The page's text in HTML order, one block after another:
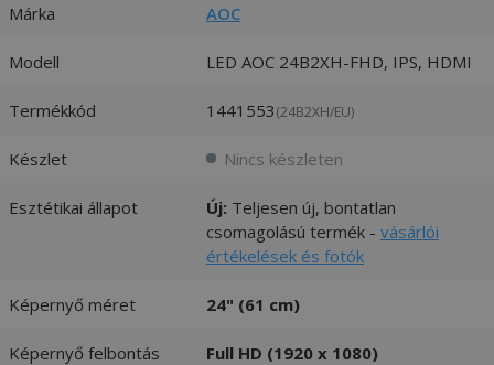
Márka AOC
Modell LED AOC 24B2XH-FHD, IPS, HDMI
Termékkód 1441553(24B2XH/EU)
Készlet Nincs készleten
Esztétikai állapot Új: Teljesen új, bontatlan
csomagolású termék - vásárlói
értékelések és fotók
Képernyő méret 24" (61 cm)
Képernyő felbontás Full HD (1920 x 1080)